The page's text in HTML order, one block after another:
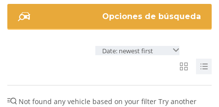
Opciones de búsqueda
Date: newest first
Not found any vehicle based on your filter Try another